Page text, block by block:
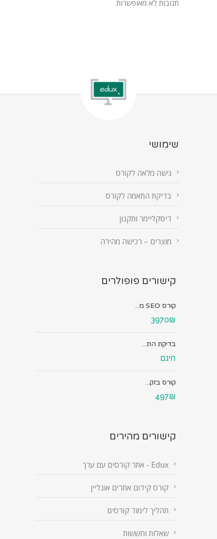
תגובות לא מאופשרות
שימושי
גישה מלאה לקורס
בדיקת התאמה לקורס
דיסקליימר ותקנון
מוצרים – רכישה מהירה
קישורים פופולרים
קורס SEO מ...
3970₪
בדיקת הת...
חינם
קורס בזק...
497₪
קישורים מהירים
Edux - אתר קורסים עם ערך
קורס קידום אתרים אונליין
תהליך לימוד קורסים
שאלות וחששות